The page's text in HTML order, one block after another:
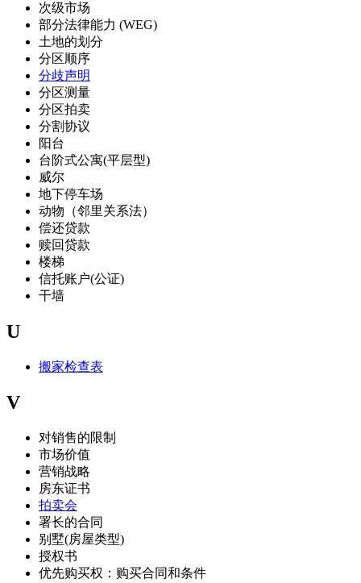
次级市场
部分法律能力 (WEG)
土地的划分
分区顺序
分歧声明
分区测量
分区拍卖
分割协议
阳台
台阶式公寓(平层型)
威尔
地下停车场
动物（邻里关系法）
偿还贷款
赎回贷款
楼梯
信托账户(公证)
干墙
U
搬家检查表
V
对销售的限制
市场价值
营销战略
房东证书
拍卖会
署长的合同
别墅(房屋类型)
授权书
优先购买权：购买合同和条件